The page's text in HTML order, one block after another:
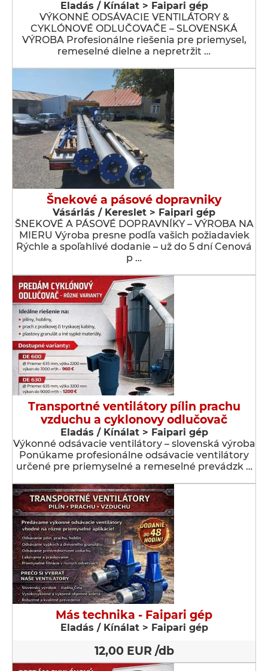
Eladás / Kínálat > Faipari gép
VÝKONNÉ ODSÁVACIE VENTILÁTORY &
CYKLÓNOVÉ ODLUČOVAČE – SLOVENSKÁ
VÝROBA Profesionálne riešenia pre priemysel,
remeselné dielne a nepretržit …
Šnekové a pásové dopravniky
Vásárlás / Kereslet > Faipari gép
ŠNEKOVÉ A PÁSOVÉ DOPRAVNÍKY – VÝROBA NA
MIERU Výroba presne podľa vašich požiadaviek
Rýchle a spoľahlivé dodanie – už do 5 dní Cenová
p …
Transportné ventilátory pílin prachu
vzduchu a cyklonovy odlučovač
Eladás / Kínálat > Faipari gép
Výkonné odsávacie ventilátory – slovenská výroba
Ponúkame profesionálne odsávacie ventilátory
určené pre priemyselné a remeselné prevádzk …
Más technika - Faipari gép
Eladás / Kínálat > Faipari gép
12,00 EUR /db